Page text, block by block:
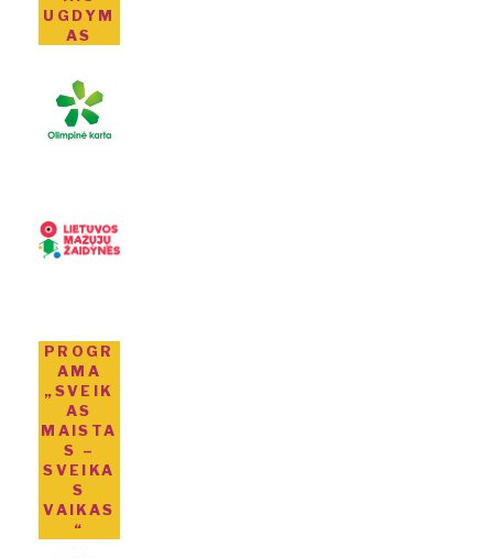
UGDYM
AS
PROGR
AMA
„SVEIK
AS
MAISTA
S –
SVEIKA
S
VAIKAS
“